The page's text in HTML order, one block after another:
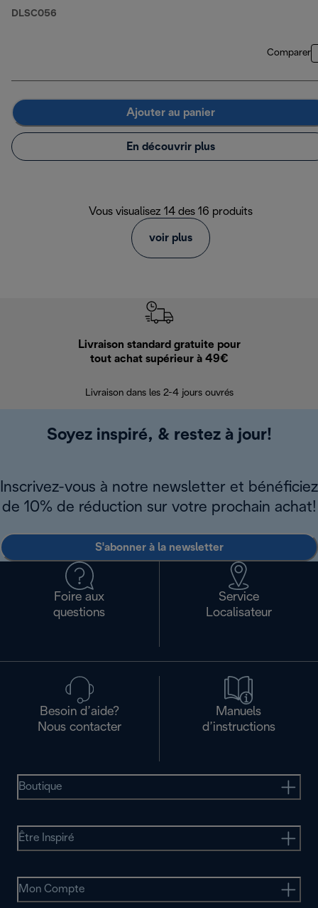
DLSC056
Comparer
Ajouter au panier
En découvrir plus
Vous visualisez 14 des 16 produits
voir plus
Livraison standard gratuite pour
tout achat supérieur à 49€
Livraison dans les 2-4 jours ouvrés
Soyez inspiré, & restez à jour!
Inscrivez-vous à notre newsletter et bénéficiez
de 10% de réduction sur votre prochain achat!
S'abonner à la newsletter
Foire aux
questions
Service
Localisateur
Besoin d’aide?
Nous contacter
Manuels
d’instructions
Boutique
Être Inspiré
Mon Compte